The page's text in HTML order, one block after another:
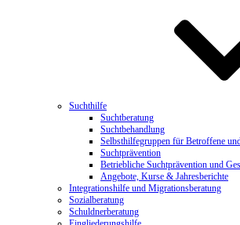
Suchthilfe
Suchtberatung
Suchtbehandlung
Selbsthilfegruppen für Betroffene
Suchtprävention
Betriebliche Suchtprävention und
Angebote, Kurse & Jahresberichte
Integrationshilfe und Migrationsberatung
Sozialberatung
Schuldnerberatung